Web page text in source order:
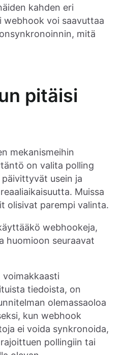
kahden eri
webhook voi saavuttaa
mitä
pitäisi
mekanismeihin
on valita polling
usein ja
Muissa
olisivat parempi valinta.
webhookeja,
huomioon seuraavat
voimakkaasti
tiedoista, on
olemassaoloa
kun webhook
ei voida synkronoida,
pollingiin tai